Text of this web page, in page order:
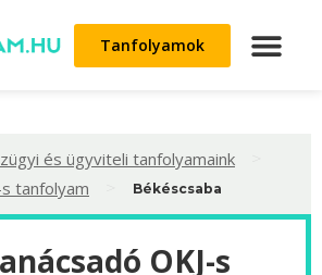
Tanfolyamok
és ügyviteli tanfolyamaink
tanfolyam Békéscsaba
OKJ-s